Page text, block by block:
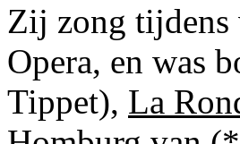
Zij zong tijdens
Opera, en was
Tippet), La